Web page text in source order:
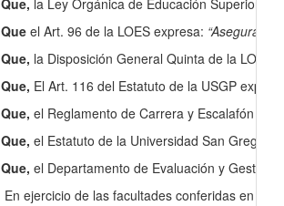
Que, la Ley Orgánica de Educación Superior,
Que el Art. 96 de la LOES expresa:
Que, la Disposición General Quinta de la LOES
Que, El Art. 116 del Estatuto de la USGP
Que, el Reglamento de Carrera y Escalafón
Que, el Estatuto de la Universidad San
Que, el Departamento de Evaluación y Gestión
En ejercicio de las facultades conferidas en el